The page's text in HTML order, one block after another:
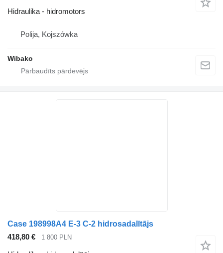
Hidraulika - hidromotors
Polija, Kojszówka
Wibako
Case 198998A4 E-3 C-2 hidrosadalītājs
418,80 €
1 800 PLN